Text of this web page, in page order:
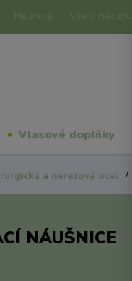
Heureka Vše o nákupu
Vlasové doplňky
a nerezová ocel
NÁUŠNICE